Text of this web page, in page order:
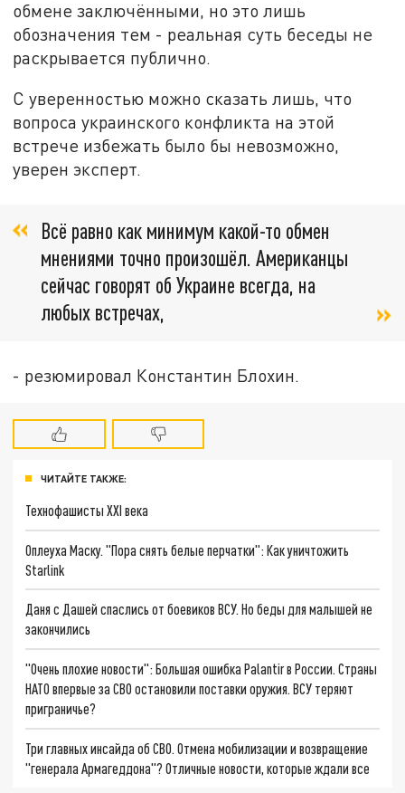
обмене заключёнными, но это лишь
обозначения тем - реальная суть беседы не
раскрывается публично.
С уверенностью можно сказать лишь, что
вопроса украинского конфликта на этой
встрече избежать было бы невозможно,
уверен эксперт.
Всё равно как минимум какой-то обмен
мнениями точно произошёл. Американцы
сейчас говорят об Украине всегда, на
любых встречах,
- резюмировал Константин Блохин.
ЧИТАЙТЕ ТАКЖЕ:
Технофашисты XXI века
Оплеуха Маску. "Пора снять белые перчатки": Как уничтожить
Starlink
Даня с Дашей спаслись от боевиков ВСУ. Но беды для малышей не
закончились
"Очень плохие новости": Большая ошибка Palantir в России. Страны
НАТО впервые за СВО остановили поставки оружия. ВСУ теряют
приграничье?
Три главных инсайда об СВО. Отмена мобилизации и возвращение
"генерала Армагеддона"? Отличные новости, которые ждали все